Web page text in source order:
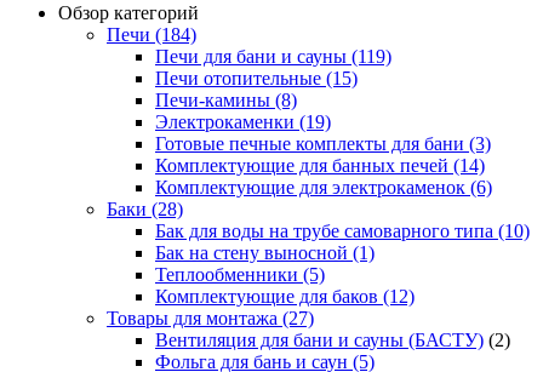
Обзор категорий
Печи (184)
Печи для бани и сауны (119)
Печи отопительные (15)
Печи-камины (8)
Электрокаменки (19)
Готовые печные комплекты для бани (3)
Комплектующие для банных печей (14)
Комплектующие для электрокаменок (6)
Баки (28)
Бак для воды на трубе самоварного типа (10)
Бак на стену выносной (1)
Теплообменники (5)
Комплектующие для баков (12)
Товары для монтажа (27)
Вентиляция для бани и сауны (БАСТУ) (2)
Фольга для бань и саун (5)